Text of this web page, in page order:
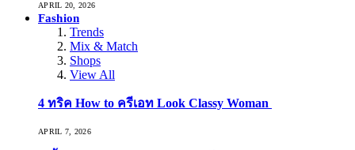
APRIL 20, 2026
Fashion
Trends
Mix & Match
Shops
View All
4 ทริค How to ครีเอท Look Classy Woman
APRIL 7, 2026